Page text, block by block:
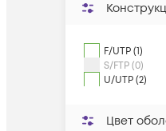
F/UTP (1)
S/FTP (0)
U/UTP (2)
Цвет